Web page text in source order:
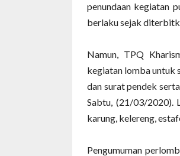
penundaan kegiatan
berlaku sejak
Namun, TPQ
kegiatan lomba untuk
dan surat pendek
Sabtu, (21/03/2020).
karung, kelereng,
Pengumuman